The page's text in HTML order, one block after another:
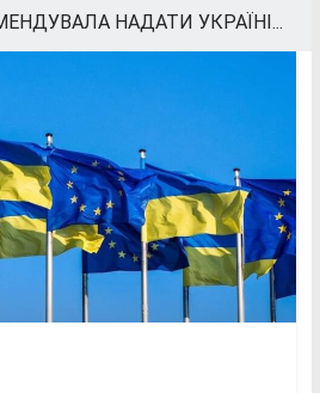
НАДАТИ УКРАЇНІ...